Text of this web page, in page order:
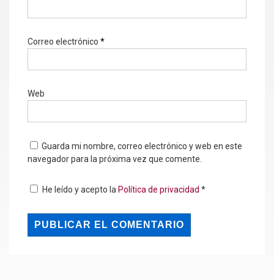
Correo electrónico *
Web
Guarda mi nombre, correo electrónico y web en este
navegador para la próxima vez que comente.
He leído y acepto la Política de privacidad *